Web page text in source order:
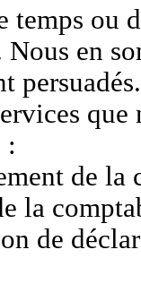
temps ou
en
que
:
de la
la
de